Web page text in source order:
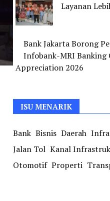
Layanan
Bank Jakarta Borong
Infobank-MRI Banking
Appreciation 2026
ISU MENARIK
Bank Bisnis Daerah
Jalan Tol Kanal
Otomotif Properti